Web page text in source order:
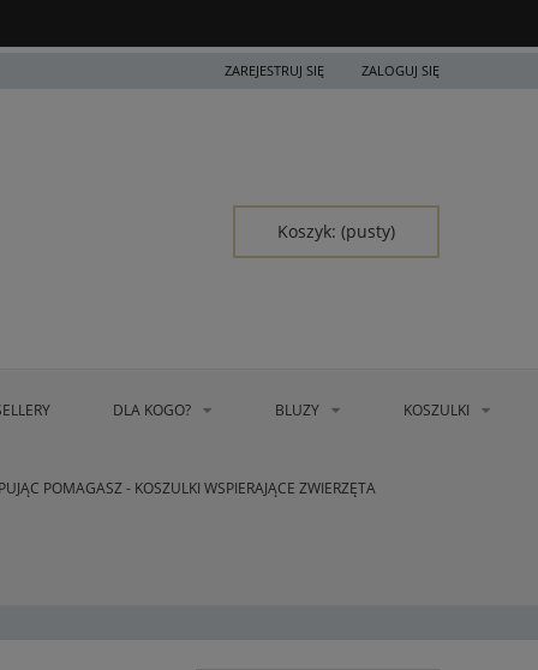
ZAREJESTRUJ SIĘ ZALOGUJ SIĘ
Koszyk: (pusty)
DLA KOGO? BLUZY KOSZULKI
POMAGASZ - KOSZULKI WSPIERAJĄCE ZWIERZĘTA